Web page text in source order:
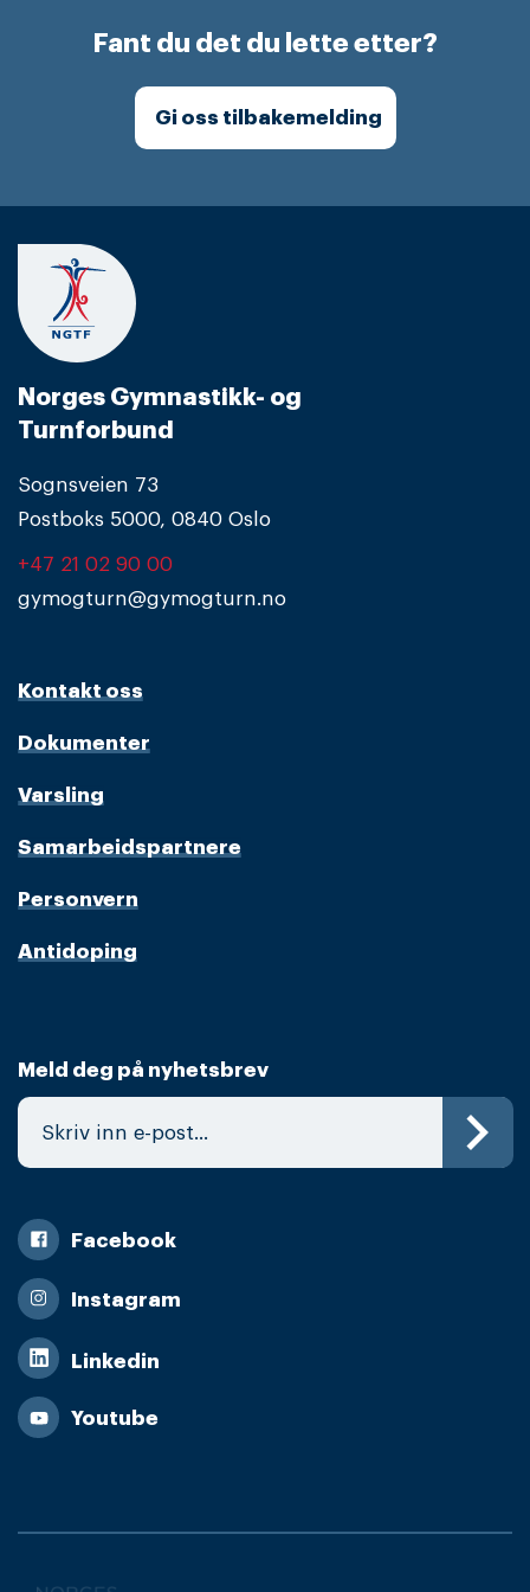
Fant du det du lette etter?
Gi oss tilbakemelding
Norges Gymnastikk- og
Turnforbund
Sognsveien 73
Postboks 5000, 0840 Oslo
+47 21 02 90 00
gymogturn@gymogturn.no
Kontakt oss
Dokumenter
Varsling
Samarbeidspartnere
Personvern
Antidoping
Meld deg på nyhetsbrev
Facebook
Instagram
Linkedin
Youtube